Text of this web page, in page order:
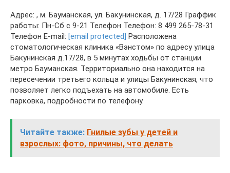
Адрес: , м. Бауманская, ул. Бакунинская, д. 17/28 Граффик
работы: Пн-Сб с 9-21 Телефон Телефон: 8 499 265-78-31
Телефон E-mail: [email protected] Расположена
стоматологическая клиника «Вэнстом» по адресу улица
Бакунинская д.17/28, в 5 минутах ходьбы от станции
метро Бауманская. Территориально она находится на
пересечении третьего кольца и улицы Бакунинская, что
позволяет легко подъехать на автомобиле. Есть
парковка, подробности по телефону.
Читайте также: Гнилые зубы у детей и
взрослых: фото, причины, что делать